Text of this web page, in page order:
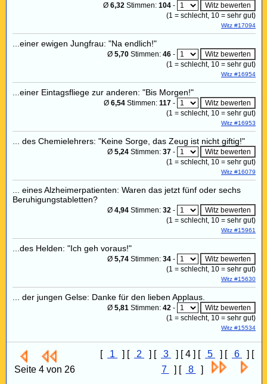
Ø 6,32 Stimmen: 104 -
(1 = schlecht, 10 = sehr gut)
Witz #17094
...einer ewigen Jungfrau: "Na endlich!"
Ø 5,70 Stimmen: 46 -
(1 = schlecht, 10 = sehr gut)
Witz #16954
...einer Eintagsfliege zur anderen: "Bis Morgen!"
Ø 6,54 Stimmen: 117 -
(1 = schlecht, 10 = sehr gut)
Witz #16953
... des Chemielehrers: "Keine Sorge, das Zeug ist nicht giftig!"
Ø 5,24 Stimmen: 37 -
(1 = schlecht, 10 = sehr gut)
Witz #16079
... eines Alzheimerpatienten: Waren das jetzt fünf oder sechs
Beruhigungstabletten?
Ø 4,94 Stimmen: 32 -
(1 = schlecht, 10 = sehr gut)
Witz #15961
...des Helden: "Ich geh voraus!"
Ø 5,74 Stimmen: 34 -
(1 = schlecht, 10 = sehr gut)
Witz #15630
... der jungen Gelse: Danke für den lieben Applaus.
Ø 5,81 Stimmen: 42 -
(1 = schlecht, 10 = sehr gut)
Witz #15534
Seite 4 von 26
[ 1 ] [ 2 ] [ 3 ] [ 4 ] [ 5 ] [ 6
] [
7
] [ 8 ]